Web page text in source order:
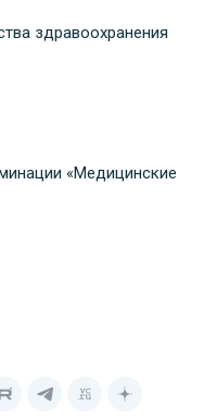
здравоохранения
«Медицинские